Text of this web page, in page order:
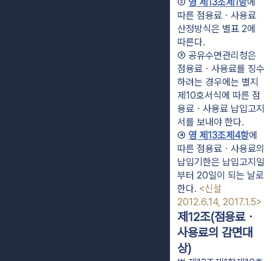
따른 점용료ㆍ사용료
산정방식은 별표 2에
따른다.
③ 공유수면관리청은
점용료ㆍ사용료를 징수
하려는 경우에는 별지
제10호서식에 따른 점
용료ㆍ사용료 납입고지
서를 보내야 한다.
④ 영 제13조제4항에
따른 점용료ㆍ사용료의
납입기한은 납입고지일
부터 20일이 되는 날로
한다. <신설
2012.6.14, 2017.1.5>
제12조(점용료ㆍ
사용료의 감면대
상)